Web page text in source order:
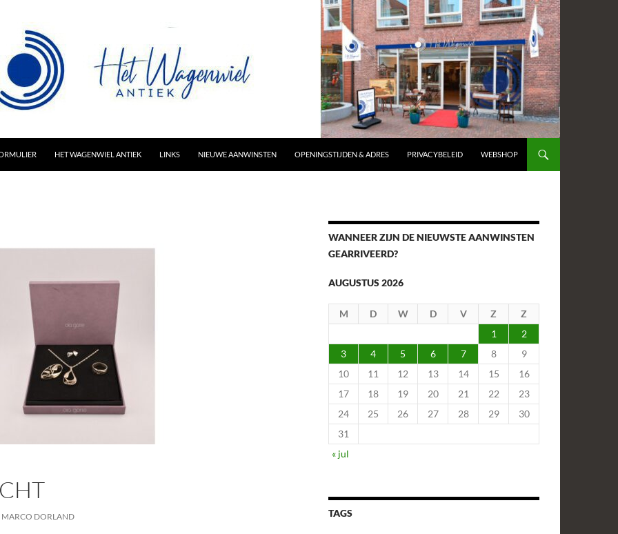
HET WAGENWIEL ANTIEK LINKS NIEUWE AANWINSTEN OPENINGSTIJDEN & ADRES PRIVACYBELEID WEBSHOP
MARCO DORLAND
WANNEER ZIJN DE NIEUWSTE AANWINSTEN
GEARRIVEERD?
AUGUSTUS 2026
M D W D V Z
Z
1
2
3
4 5 6 7 8
9
10
11 12 13 14 15
16
17
18 19 20 21 22
23
24
25 26 27 28 29
30
31
« jul
TAGS